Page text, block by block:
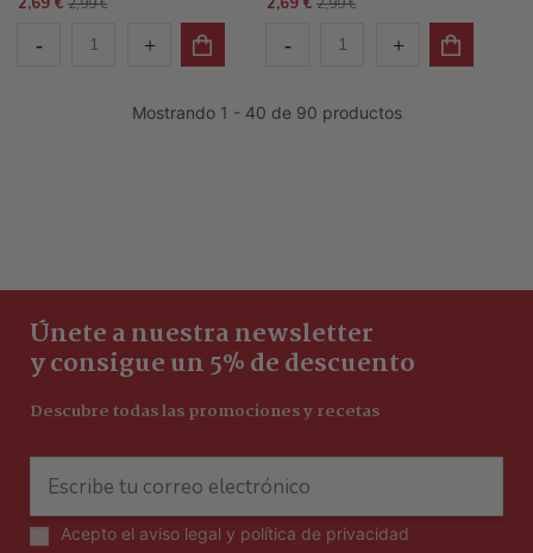
2,99 € 2,99 €
Mostrando 1 - 40 de 90 productos
Únete a nuestra newsletter
y consigue un 5% de descuento
Descubre todas las promociones y recetas
Acepto el aviso legal y política de privacidad